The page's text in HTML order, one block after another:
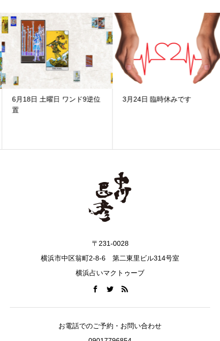
6月18日 土曜日 ワンド9逆位
置
3月24日 臨時休みです
〒231-0028
横浜市中区翁町2-8-6 第二東里ビル314号室
横浜占いマクトゥーブ
お電話でのご予約・お問い合わせ